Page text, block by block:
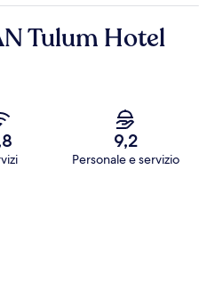
Tulum Hotel
9,2
Personale e servizio